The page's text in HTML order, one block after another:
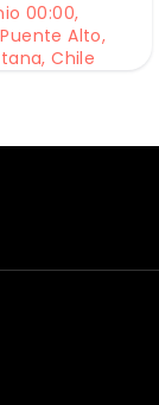
00:00,
Alto,
Chile